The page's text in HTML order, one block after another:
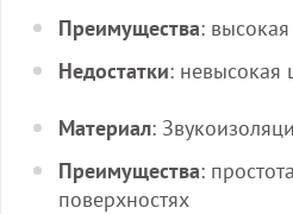
Преимущества: высокая
Недостатки: невысокая
Материал:
Преимущества:
поверхностях